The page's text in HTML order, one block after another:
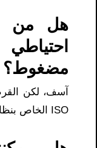
هل من
مضغوط؟
آسف، لكن
ISO الخاص بنظام Windows.